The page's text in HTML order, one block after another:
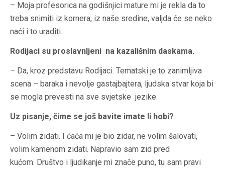
– Moja profesorica na godišnjici mature mi je rekla da to
treba snimiti iz kornera, iz naše sredine, valjda će se neko
naći i to uraditi.
Rodijaci su proslavnljeni na kazališnim daskama.
– Da, kroz predstavu Rodijaci. Tematski je to zanimljiva
scena – baraka i nevolje gastajbajtera, ljudska stvar koja bi
se mogla prevesti na sve svjetske jezike.
Uz pisanje, čime se još bavite imate li hobi?
– Volim zidati. I ćaća mi je bio zidar, ne volim šalovati,
volim kamenom zidati. Napravio sam zid pred
kućom. Društvo i ljudikanje mi znače puno, tu sam pravi